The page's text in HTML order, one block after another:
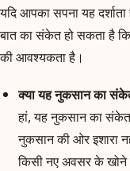
यदि आपका सपना यह
बात का संकेत हो सकता है
की आवश्यकता है।
क्या यह नुकसान का
हां, यह नुकसान का
नुकसान की ओर इशारा
किसी नए अवसर के खोने